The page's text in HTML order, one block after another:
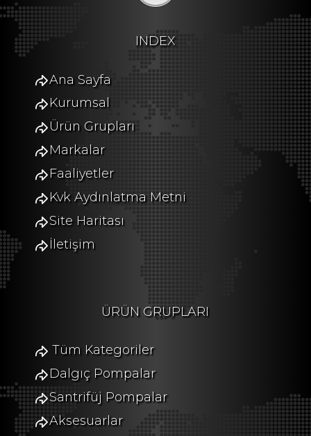
INDEX
Ana Sayfa
Kurumsal
Ürün Grupları
Markalar
Faaliyetler
Kvk Aydınlatma Metni
Site Haritası
İletişim
ÜRÜN GRUPLARI
Tüm Kategoriler
Dalgıç Pompalar
Santrifüj Pompalar
Aksesuarlar